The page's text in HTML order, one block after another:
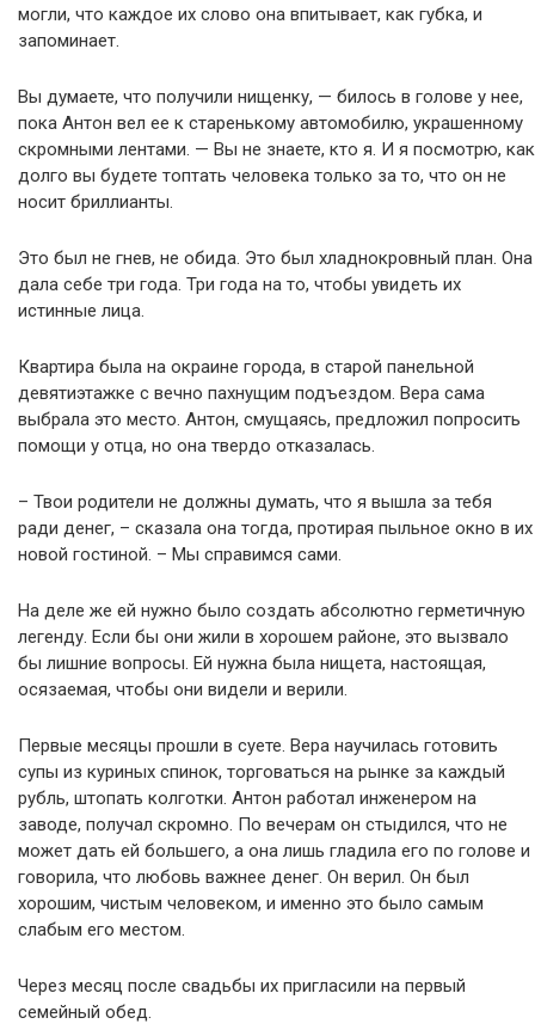
могли, что каждое их слово она впитывает, как губка, и
запоминает.
Вы думаете, что получили нищенку, — билось в голове у нее,
пока Антон вел ее к старенькому автомобилю, украшенному
скромными лентами. — Вы не знаете, кто я. И я посмотрю, как
долго вы будете топтать человека только за то, что он не
носит бриллианты.
Это был не гнев, не обида. Это был хладнокровный план. Она
дала себе три года. Три года на то, чтобы увидеть их
истинные лица.
Квартира была на окраине города, в старой панельной
девятиэтажке с вечно пахнущим подъездом. Вера сама
выбрала это место. Антон, смущаясь, предложил попросить
помощи у отца, но она твердо отказалась.
– Твои родители не должны думать, что я вышла за тебя
ради денег, – сказала она тогда, протирая пыльное окно в их
новой гостиной. – Мы справимся сами.
На деле же ей нужно было создать абсолютно герметичную
легенду. Если бы они жили в хорошем районе, это вызвало
бы лишние вопросы. Ей нужна была нищета, настоящая,
осязаемая, чтобы они видели и верили.
Первые месяцы прошли в суете. Вера научилась готовить
супы из куриных спинок, торговаться на рынке за каждый
рубль, штопать колготки. Антон работал инженером на
заводе, получал скромно. По вечерам он стыдился, что не
может дать ей большего, а она лишь гладила его по голове и
говорила, что любовь важнее денег. Он верил. Он был
хорошим, чистым человеком, и именно это было самым
слабым его местом.
Через месяц после свадьбы их пригласили на первый
семейный обед.